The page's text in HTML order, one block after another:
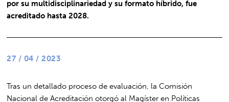
por su multidisciplinariedad y su formato híbrido, fue
acreditado hasta 2028.
27 / 04 / 2023
Tras un detallado proceso de evaluación, la Comisión
Nacional de Acreditación otorgó al Magíster en Políticas